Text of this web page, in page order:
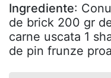
Ingrediente:
de brick 200 gr
carne uscata 1
de pin frunze